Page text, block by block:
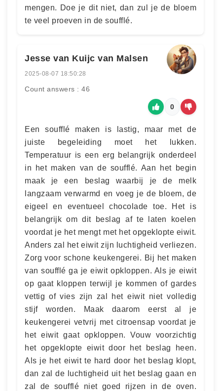
mengen. Doe je dit niet, dan zul je de bloem
te veel proeven in de soufflé.
Jesse van Kuijc van Malsen
2025-08-07 18:50:28
Count answers : 46
0
Een soufflé maken is lastig, maar met de
juiste begeleiding moet het lukken.
Temperatuur is een erg belangrijk onderdeel
in het maken van de soufflé. Aan het begin
maak je een beslag waarbij je de melk
langzaam verwarmd en voeg je de bloem, de
eigeel en eventueel chocolade toe. Het is
belangrijk om dit beslag af te laten koelen
voordat je het mengt met het opgeklopte eiwit.
Anders zal het eiwit zijn luchtigheid verliezen.
Zorg voor schone keukengerei. Bij het maken
van soufflé ga je eiwit opkloppen. Als je eiwit
op gaat kloppen terwijl je kommen of gardes
vettig of vies zijn zal het eiwit niet volledig
stijf worden. Maak daarom eerst al je
keukengerei vetvrij met citroensap voordat je
het eiwit gaat opkloppen. Vouw voorzichtig
het opgeklopte eiwit door het beslag heen.
Als je het eiwit te hard door het beslag klopt,
dan zal de luchtigheid uit het beslag gaan en
zal de soufflé niet goed rijzen in de oven.